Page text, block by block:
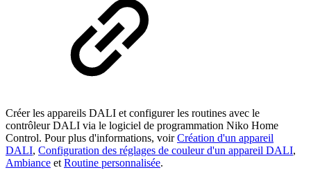
Créer les appareils DALI et configurer les routines avec le
contrôleur DALI via le logiciel de programmation Niko Home
Control. Pour plus d'informations, voirCréation d'un appareil
DALI, Configuration des réglages de couleur d'un appareil DALI,
Ambiance et Routine personnalisée.